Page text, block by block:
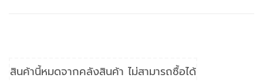
สินค้านี้หมดจากคลังสินค้า ไม่สามารถซื้อได้